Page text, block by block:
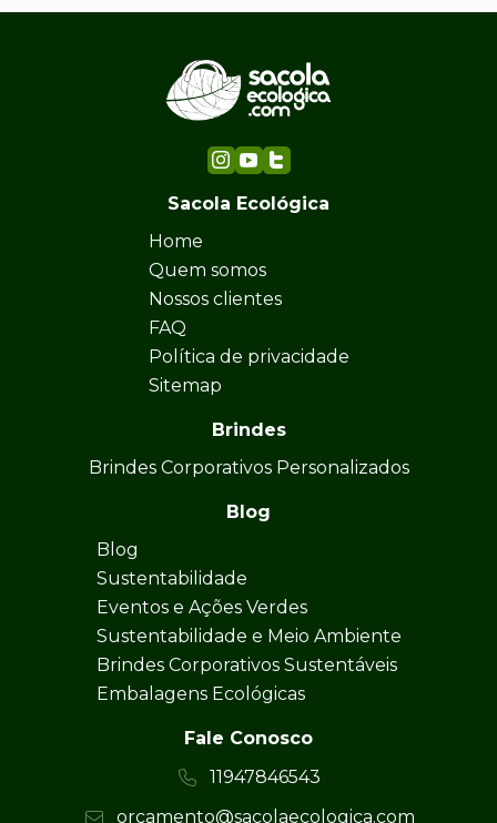
Sacola Ecológica
Home
Quem somos
Nossos clientes
FAQ
Política de privacidade
Sitemap
Brindes
Brindes Corporativos Personalizados
Blog
Blog
Sustentabilidade
Eventos e Ações Verdes
Sustentabilidade e Meio Ambiente
Brindes Corporativos Sustentáveis
Embalagens Ecológicas
Fale Conosco
11947846543
orcamento@sacolaecologica.com